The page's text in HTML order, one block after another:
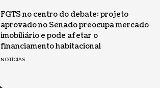
FGTS no centro do debate: projeto
aprovado no Senado preocupa mercado
imobiliário e pode afetar o
financiamento habitacional
NOTÍCIAS